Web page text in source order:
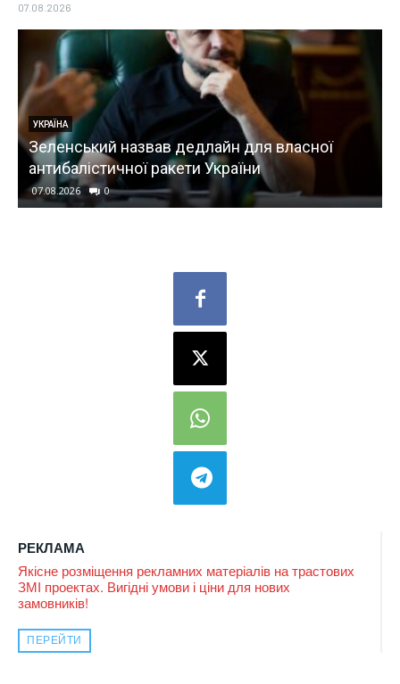
РЕКЛАМА
Якісне розміщення рекламних матеріалів на трастових
ЗМІ проектах. Вигідні умови і ціни для нових
замовників!
ПЕРЕЙТИ
07.08.2026
ТЕХНОЛОГІЇ
Дрон зафіксував момент народження
горбатого кита біля узбережжя Австралії
07.08.2026 0